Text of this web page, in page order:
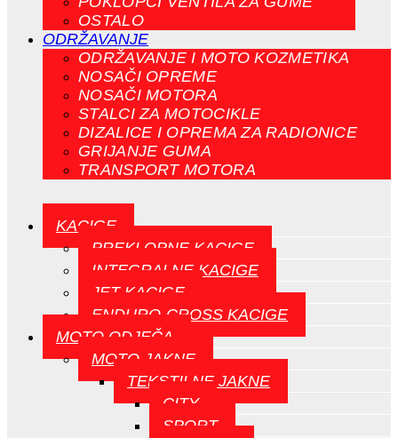
OSTALO
ODRŽAVANJE
ODRŽAVANJE I MOTO KOZMETIKA
NOSAČI OPREME
NOSAČI MOTORA
STALCI ZA MOTOCIKLE
DIZALICE I OPREMA ZA RADIONICE
GRIJANJE GUMA
TRANSPORT MOTORA
KACIGE
PREKLOPNE KACIGE
INTEGRALNE KACIGE
JET KACIGE
ENDURO-CROSS KACIGE
MOTO ODJEČA
MOTO JAKNE
TEKSTILNE JAKNE
CITY
SPORT